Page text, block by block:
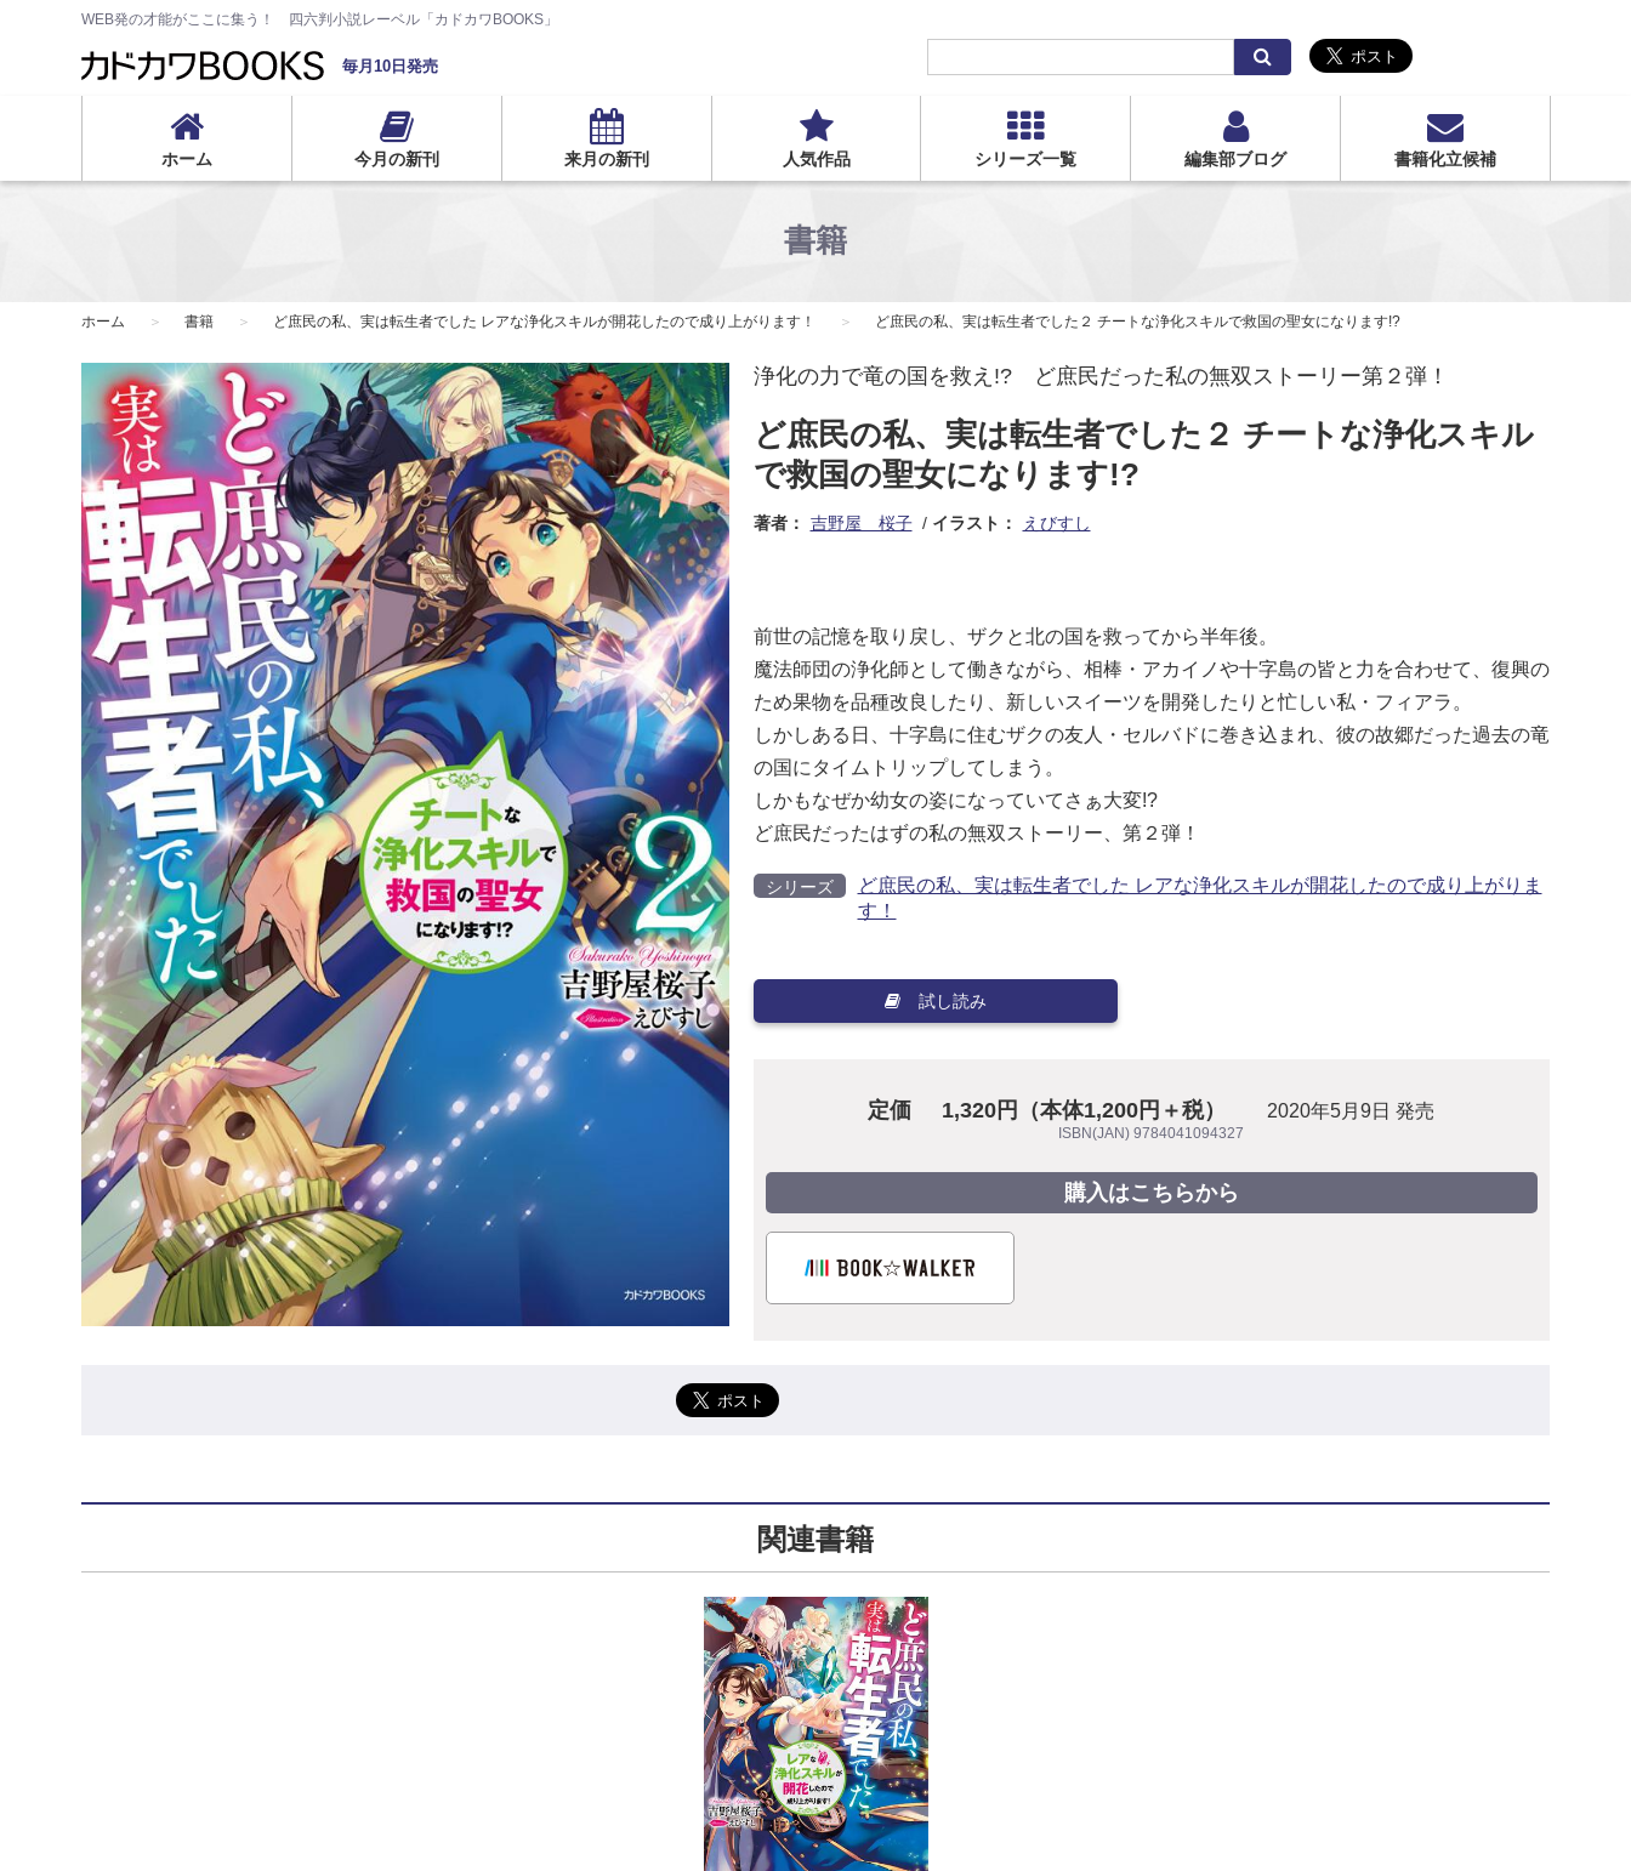
WEB発の才能がここに集う！ 四六判小説レーベル「カドカワBOOKS」
毎月10日発売
索
ホーム 今月の新刊 来月の新刊 人気作品 シリーズ一覧 編集部ブログ 書籍化立候補
書籍
ホーム 書籍 ど庶民の私、実は転生者でした レアな浄化スキルが開花したので成り上がります！ ど庶民の私、実は転生者でした２ チートな浄化スキルで救国の聖女になります!?
浄化の力で竜の国を救え!? ど庶民だった私の無双ストーリー第２弾！
ど庶民の私、実は転生者でした２ チートな浄化スキル
で救国の聖女になります!?
著者： 吉野屋 桜子 イラスト： えびすし
前世の記憶を取り戻し、ザクと北の国を救ってから半年後。
魔法師団の浄化師として働きながら、相棒・アカイノや十字島の皆と力を合わせて、復興の
ため果物を品種改良したり、新しいスイーツを開発したりと忙しい私・フィアラ。
しかしある日、十字島に住むザクの友人・セルバドに巻き込まれ、彼の故郷だった過去の竜
の国にタイムトリップしてしまう。
しかもなぜか幼女の姿になっていてさぁ大変!?
ど庶民だったはずの私の無双ストーリー、第２弾！
シリーズ
ど庶民の私、実は転生者でした レアな浄化スキルが開花したので成り上がりま
す！
試し読み
定価 1,320円（本体1,200円＋税） 2020年5月9日 発売
ISBN(JAN) 9784041094327
購入はこちらから
関連書籍